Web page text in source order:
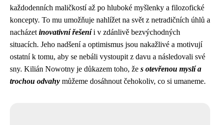
každodenních maličkostí až po hluboké myšlenky a filozofické
koncepty. To mu umožňuje nahlížet na svět z netradičních úhlů a
nacházet inovativní řešeníi v zdánlivě bezvýchodných
situacích. Jeho nadšení a optimismus jsou nakažlivé a motivují
ostatní k tomu, aby se nebáli vystoupit z davu a následovali své
sny. Kilián Nowotny je důkazem toho, že s otevřenou myslí a
trochou odvahy můžeme dosáhnout čehokoliv, co si umaneme.